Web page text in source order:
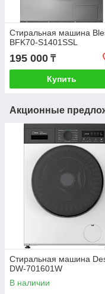
Стиральная машина
BFK70-S1401SSL
195 000 ₸
Купить
Акционные
Стиральная машина
DW-701601W
В наличии